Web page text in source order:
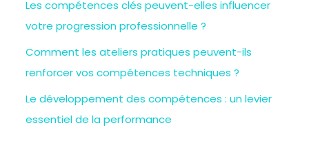
Les compétences clés peuvent-elles influencer
votre progression professionnelle ?
Comment les ateliers pratiques peuvent-ils
renforcer vos compétences techniques ?
Le développement des compétences : un levier
essentiel de la performance